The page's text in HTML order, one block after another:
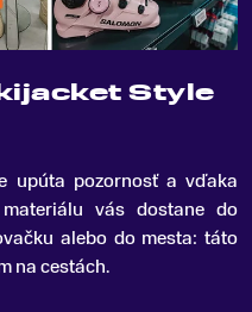
Style
upúta pozornosť a vďaka
vás dostane do
alebo do mesta: táto
na cestách.